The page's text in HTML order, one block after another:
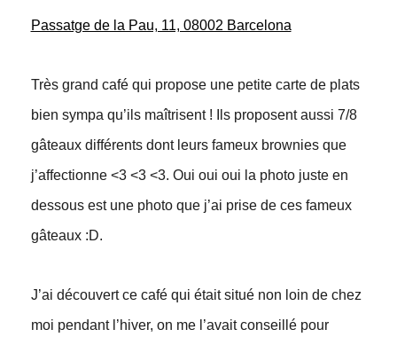
Passatge de la Pau, 11, 08002 Barcelona
Très grand café qui propose une petite carte de plats
bien sympa qu’ils maîtrisent ! Ils proposent aussi 7/8
gâteaux différents dont leurs fameux brownies que
j’affectionne <3 <3 <3. Oui oui oui la photo juste en
dessous est une photo que j’ai prise de ces fameux
gâteaux :D.
J’ai découvert ce café qui était situé non loin de chez
moi pendant l’hiver, on me l’avait conseillé pour